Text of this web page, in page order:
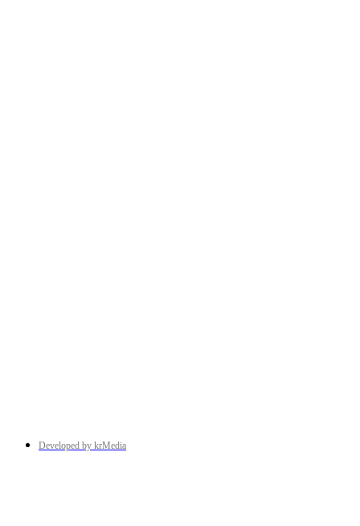
Developed by krMedia